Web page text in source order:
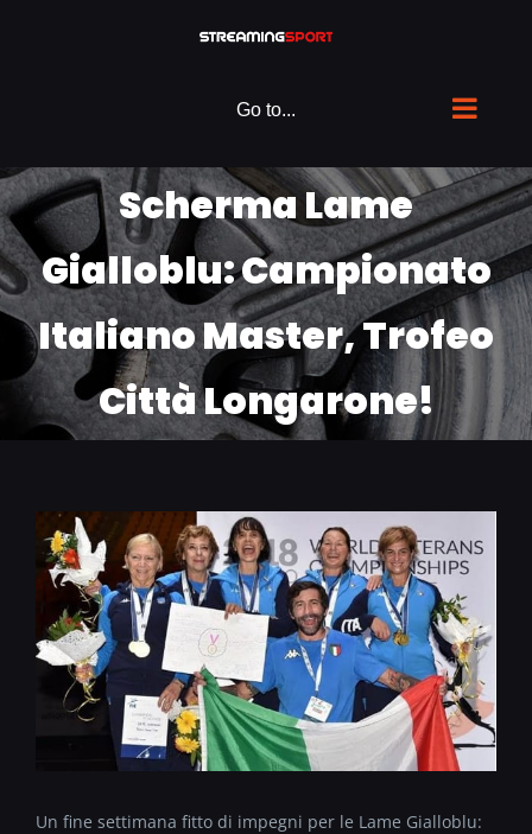
Go to...
Scherma Lame
Gialloblu: Campionato
Italiano Master, Trofeo
Città Longarone!
Un fine settimana fitto di impegni per le Lame Gialloblu: